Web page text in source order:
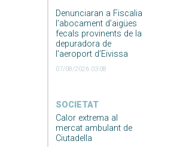
Denunciaran a Fiscalia
l’abocament d’aigües
fecals provinents de la
depuradora de
l’aeroport d’Eivissa
07/08/2026 03:08
SOCIETAT
Calor extrema al
mercat ambulant de
Ciutadella